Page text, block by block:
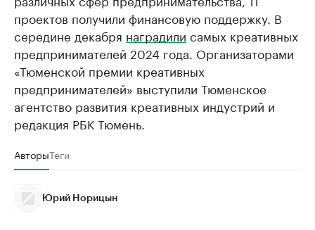
проектов получили финансовую поддержку. В
середине декабря наградили самых креативных
предпринимателей 2024 года. Организаторами
«Тюменской премии креативных
предпринимателей» выступили Тюменское
агентство развития креативных индустрий и
редакция РБК Тюмень.
АвторыТеги
Юрий Норицын